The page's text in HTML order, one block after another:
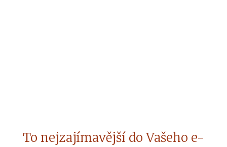
To nejzajímavější do Vašeho e-